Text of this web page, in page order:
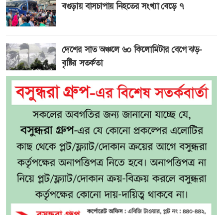
বগুড়ায় বাসচাপায় নিহতের সংখ্যা বেড়ে ৭
দেশের সাত অঞ্চলে ৬০ কিলোমিটার বেগে ঝড়-
বৃষ্টির সতর্কতা